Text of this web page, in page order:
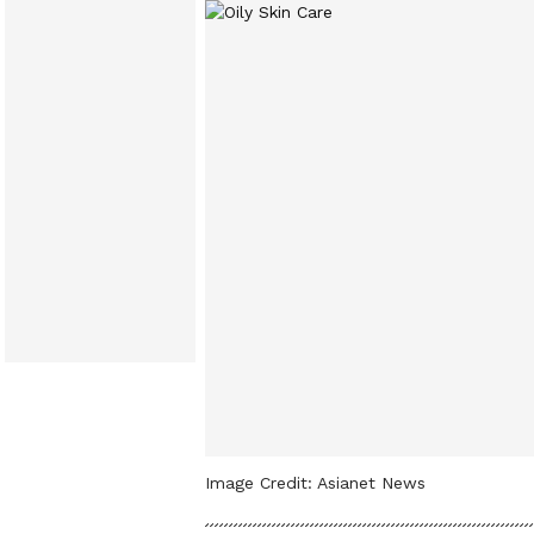
Image Credit: Asianet News